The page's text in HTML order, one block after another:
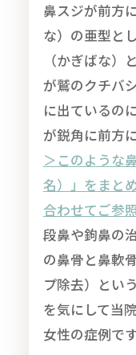
鼻スジが前方
な）の亜型と
（かぎばな）
が鷲のクチバ
に出ているの
が鋭角に前方
＞このような
名）」をまと
合わせてご参
段鼻や鉤鼻の
の鼻骨と鼻軟
プ除去）とい
を気にして当
女性の症例です